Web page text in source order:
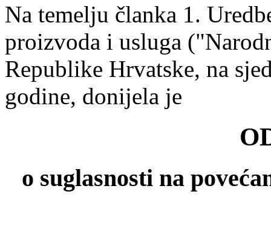
Na temelju članka 1.
proizvoda i usluga
Republike Hrvatske, na
godine, donijela je
o suglasnosti na